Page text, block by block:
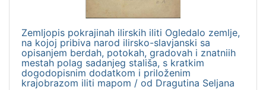
Zemljopis pokrajinah ilirskih iliti Ogledalo zemlje,
na kojoj pribiva narod ilirsko-slavjanski sa
opisanjem berdah, potokah, gradovah i znatniih
mestah polag sadanjeg stališa, s kratkim
dogodopisnim dodatkom i priloženim
krajobrazom iliti mapom / od Dragutina Seljana